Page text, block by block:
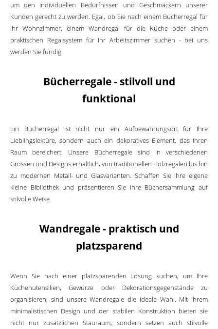
um den individuellen Bedürfnissen und Geschmäckern unserer
Kunden gerecht zu werden. Egal, ob Sie nach einem Bücherregal für
Ihr Wohnzimmer, einem Wandregal für die Küche oder einem
praktischen Regalsystem für Ihr Arbeitszimmer suchen - bei uns
werden Sie fündig.
Bücherregale - stilvoll und
funktional
Ein Bücherregal ist nicht nur ein Aufbewahrungsort für Ihre
Lieblingslektüre, sondern auch ein dekoratives Element, das Ihren
Raum bereichert. Unsere Bücherregale sind in verschiedenen
Grössen und Designs erhältlich, von traditionellen Holzregalen bis hin
zu modernen Metall- und Glasvarianten. Schaffen Sie Ihre eigene
kleine Bibliothek und präsentieren Sie Ihre Büchersammlung auf
stilvolle Weise.
Wandregale - praktisch und
platzsparend
Wenn Sie nach einer platzsparenden Lösung suchen, um Ihre
Küchenutensilien, Gewürze oder Dekorationsgegenstände zu
organisieren, sind unsere Wandregale die ideale Wahl. Mit ihrem
minimalistischen Design und der stabilen Konstruktion bieten sie
nicht nur zusätzlichen Stauraum, sondern setzen auch stilvolle